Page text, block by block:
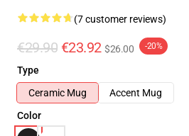
(7 customer reviews)
€29.90 €23.92 $26.00 -20%
Type
Ceramic Mug
Accent Mug
Color